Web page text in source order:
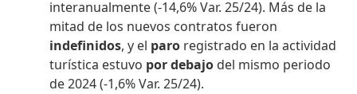
interanualmente (-14,6% Var. 25/24). Más de la
mitad de los nuevos contratos fueron
indefinidos, y el paro registrado en la actividad
turística estuvo por debajo del mismo periodo
de 2024 (-1,6% Var. 25/24).